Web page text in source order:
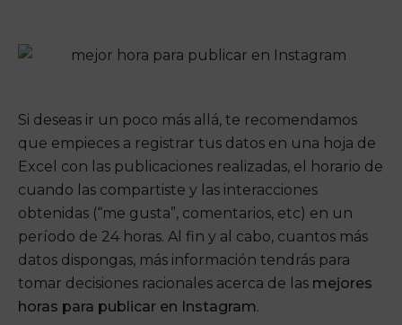
Si deseas ir un poco más allá, te recomendamos
que empieces a registrar tus datos en una hoja de
Excel con las publicaciones realizadas, el horario de
cuando las compartiste y las interacciones
obtenidas (“me gusta”, comentarios, etc) en un
período de 24 horas. Al fin y al cabo, cuantos más
datos dispongas, más información tendrás para
tomar decisiones racionales acerca de las mejores
horas para publicar en Instagram.